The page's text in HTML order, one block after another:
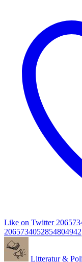
Like on Twitter
2065734052854804942
Litteratur &